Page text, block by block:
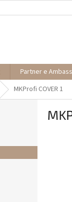
Partner e
MKProfi COVER 1